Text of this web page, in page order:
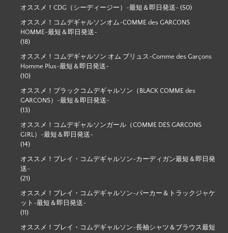
オススメ！CDG（シーディージー）-最短＆即日発送- (50)
オススメ！コムデギャルソンオム-COMME des GARCONS
HOMME-最短＆即日発送-
(18)
オススメ！コムデギャルソン オム プリュス-Comme des Garçons
Homme Plus-最短＆即日発送-
(10)
オススメ！ブラックコムデギャルソン（BLACK COMME des
GARCONS）-最短＆即日発送-
(13)
オススメ！コムデギャルソンガール（COMME DES GARCONS
GIRL）-最短＆即日発送-
(14)
オススメ！プレイ・コムデギャルソン-カーディガン最短＆即日発
送-
(21)
オススメ！プレイ・コムデギャルソン-パーカー＆トラックジャケ
ット-最短＆即日発送-
(11)
オススメ！プレイ・コムデギャルソン-長袖シャツ＆ブラウス最短